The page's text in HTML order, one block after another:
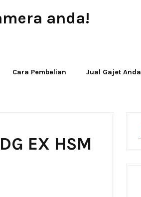
anda!
Cara Pembelian Jual Gajet Anda
EX HSM